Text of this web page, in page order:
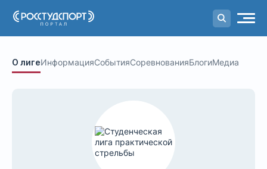
Порталстуденческого спорта
О лигеИнформацияСобытияСоревнованияБлогиМедиа